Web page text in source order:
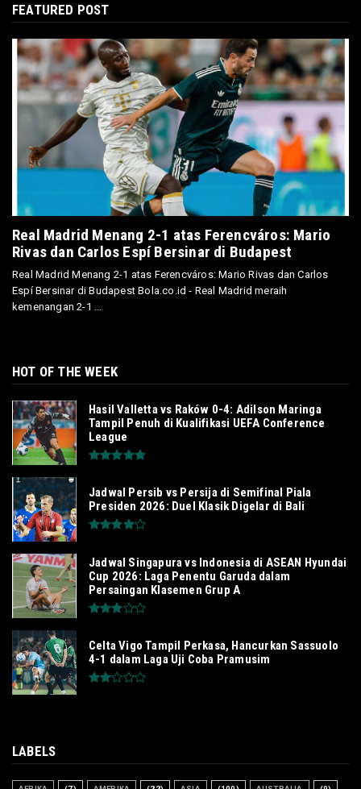
FEATURED POST
Real Madrid Menang 2-1 atas Ferencváros: Mario
Rivas dan Carlos Espí Bersinar di Budapest
Real Madrid Menang 2-1 atas Ferencváros: Mario Rivas dan Carlos
Espí Bersinar di Budapest Bola.co.id - Real Madrid meraih
kemenangan 2-1 ...
HOT OF THE WEEK
Hasil Valletta vs Raków 0-4: Adilson Maringa
Tampil Penuh di Kualifikasi UEFA Conference
League
Jadwal Persib vs Persija di Semifinal Piala
Presiden 2026: Duel Klasik Digelar di Bali
Jadwal Singapura vs Indonesia di ASEAN Hyundai
Cup 2026: Laga Penentu Garuda dalam
Persaingan Klasemen Grup A
Celta Vigo Tampil Perkasa, Hancurkan Sassuolo
4-1 dalam Laga Uji Coba Pramusim
LABELS